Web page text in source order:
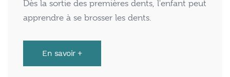
Dès la sortie des premières dents, l'enfant peut
apprendre à se brosser les dents.
En savoir +